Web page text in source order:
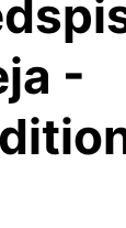
-